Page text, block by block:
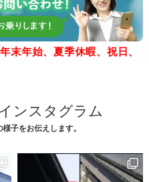
末年始、夏季休暇、祝日、
ンスタグラム
子をお伝えします。